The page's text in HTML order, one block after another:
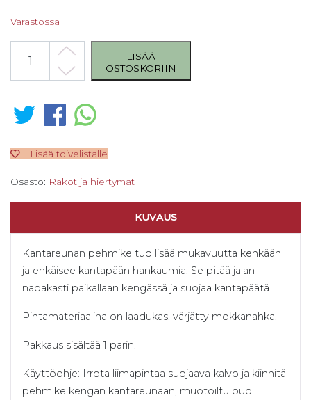
Varastossa
Bergal kantareunan pehmike, nahkaa määrä
LISÄÄ
OSTOSKORIIN
Lisää toivelistalle
Osasto: Rakot ja hiertymät
KUVAUS
Kantareunan pehmike tuo lisää mukavuutta kenkään
ja ehkäisee kantapään hankaumia. Se pitää jalan
napakasti paikallaan kengässä ja suojaa kantapäätä.
Pintamateriaalina on laadukas, värjätty mokkanahka.
Pakkaus sisältää 1 parin.
Käyttöohje: Irrota liimapintaa suojaava kalvo ja kiinnitä
pehmike kengän kantareunaan, muotoiltu puoli